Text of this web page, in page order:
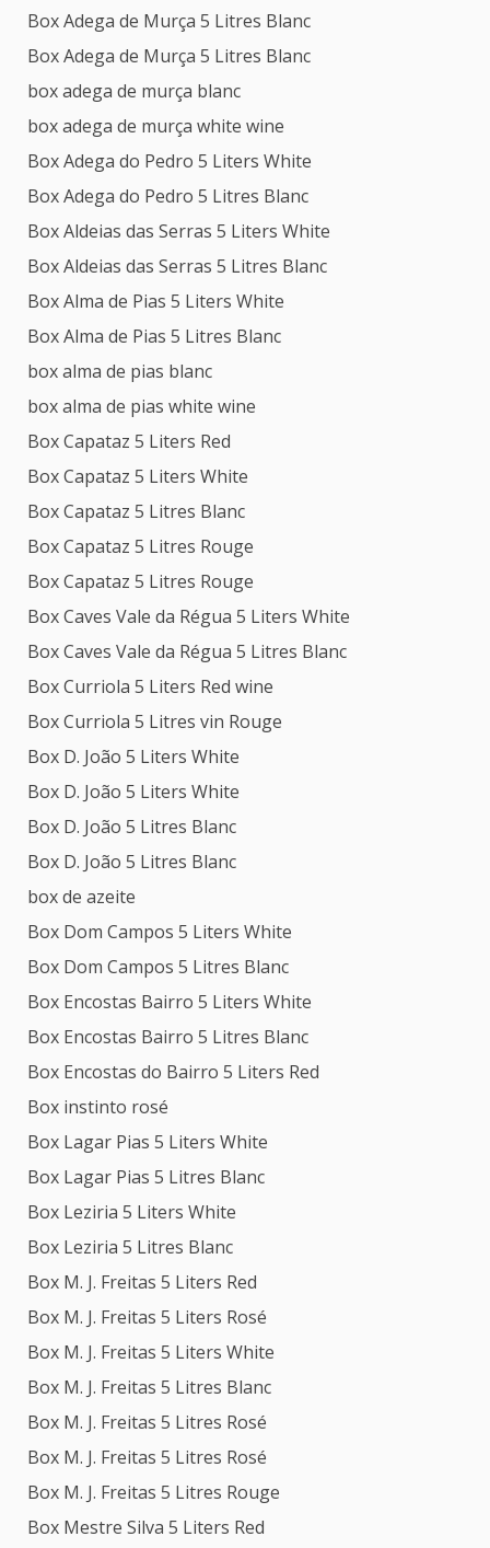
Box Adega de Murça 5 Litres Blanc
Box Adega de Murça 5 Litres Blanc
box adega de murça blanc
box adega de murça white wine
Box Adega do Pedro 5 Liters White
Box Adega do Pedro 5 Litres Blanc
Box Aldeias das Serras 5 Liters White
Box Aldeias das Serras 5 Litres Blanc
Box Alma de Pias 5 Liters White
Box Alma de Pias 5 Litres Blanc
box alma de pias blanc
box alma de pias white wine
Box Capataz 5 Liters Red
Box Capataz 5 Liters White
Box Capataz 5 Litres Blanc
Box Capataz 5 Litres Rouge
Box Capataz 5 Litres Rouge
Box Caves Vale da Régua 5 Liters White
Box Caves Vale da Régua 5 Litres Blanc
Box Curriola 5 Liters Red wine
Box Curriola 5 Litres vin Rouge
Box D. João 5 Liters White
Box D. João 5 Liters White
Box D. João 5 Litres Blanc
Box D. João 5 Litres Blanc
box de azeite
Box Dom Campos 5 Liters White
Box Dom Campos 5 Litres Blanc
Box Encostas Bairro 5 Liters White
Box Encostas Bairro 5 Litres Blanc
Box Encostas do Bairro 5 Liters Red
Box instinto rosé
Box Lagar Pias 5 Liters White
Box Lagar Pias 5 Litres Blanc
Box Leziria 5 Liters White
Box Leziria 5 Litres Blanc
Box M. J. Freitas 5 Liters Red
Box M. J. Freitas 5 Liters Rosé
Box M. J. Freitas 5 Liters White
Box M. J. Freitas 5 Litres Blanc
Box M. J. Freitas 5 Litres Rosé
Box M. J. Freitas 5 Litres Rosé
Box M. J. Freitas 5 Litres Rouge
Box Mestre Silva 5 Liters Red